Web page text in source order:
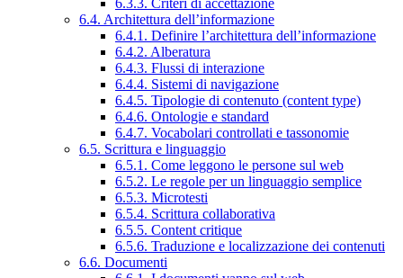
6.3.3. Criteri di accettazione
6.4. Architettura dell’informazione
6.4.1. Definire l’architettura dell’informazione
6.4.2. Alberatura
6.4.3. Flussi di interazione
6.4.4. Sistemi di navigazione
6.4.5. Tipologie di contenuto (content type)
6.4.6. Ontologie e standard
6.4.7. Vocabolari controllati e tassonomie
6.5. Scrittura e linguaggio
6.5.1. Come leggono le persone sul web
6.5.2. Le regole per un linguaggio semplice
6.5.3. Microtesti
6.5.4. Scrittura collaborativa
6.5.5. Content critique
6.5.6. Traduzione e localizzazione dei contenuti
6.6. Documenti